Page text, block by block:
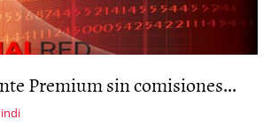
Premium sin comisiones...